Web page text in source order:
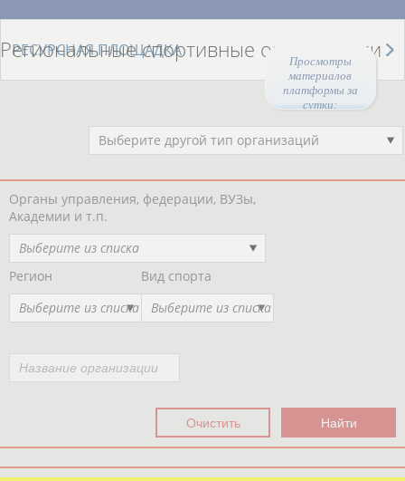
Просмотры
материалов
платформы за
сутки:
РЕСУРСНАЯ ПЛОЩАДКА
Региональные спортивные организации
Выберите другой тип организаций
Органы управления, федерации, ВУЗы,
Академии и т.п.
Выберите из списка
Регион
Выберите из списка
Вид спорта
Выберите из списка